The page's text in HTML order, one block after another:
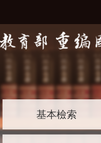
基本檢索